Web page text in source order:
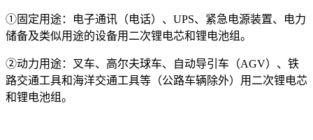
①固定用途：电子通讯（电话）、UPS、紧急电源装置、电力
储备及类似用途的设备用二次锂电芯和锂电池组。
②动力用途：叉车、高尔夫球车、自动导引车（AGV）、铁
路交通工具和海洋交通工具等（公路车辆除外）用二次锂电芯
和锂电池组。